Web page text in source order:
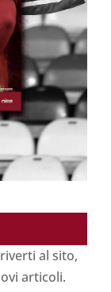
al sito,
articoli.